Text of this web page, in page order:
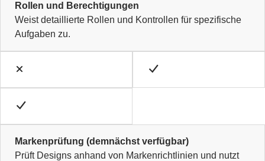
Rollen und Berechtigungen
Weist detaillierte Rollen und Kontrollen für spezifische
Aufgaben zu.
Markenprüfung (demnächst verfügbar)
Prüft Designs anhand von Markenrichtlinien und nutzt